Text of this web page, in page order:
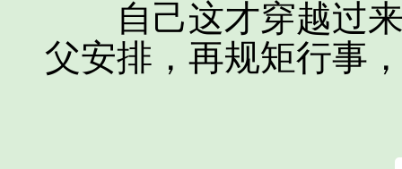
自己这才穿越过来
父安排，再规矩行事